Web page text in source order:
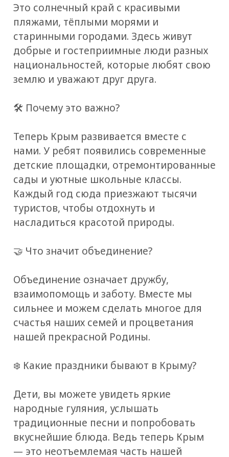
Это солнечный край с красивыми
пляжами, тёплыми морями и
старинными городами. Здесь живут
добрые и гостеприимные люди разных
национальностей, которые любят свою
землю и уважают друг друга.
🛠️ Почему это важно?
Теперь Крым развивается вместе с
нами. У ребят появились современные
детские площадки, отремонтированные
сады и уютные школьные классы.
Каждый год сюда приезжают тысячи
туристов, чтобы отдохнуть и
насладиться красотой природы.
🤝 Что значит объединение?
Объединение означает дружбу,
взаимопомощь и заботу. Вместе мы
сильнее и можем сделать многое для
счастья наших семей и процветания
нашей прекрасной Родины.
❄️ Какие праздники бывают в Крыму?
Дети, вы можете увидеть яркие
народные гуляния, услышать
традиционные песни и попробовать
вкуснейшие блюда. Ведь теперь Крым
— это неотъемлемая часть нашей